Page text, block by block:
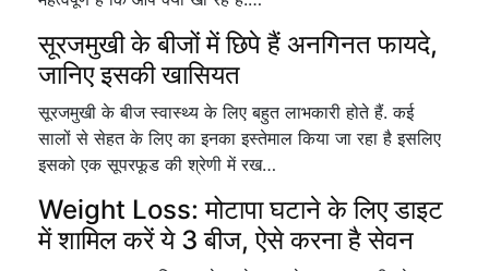
सूरजमुखी के बीजों में छिपे हैं अनगिनत फायदे,
जानिए इसकी खासियत
सूरजमुखी के बीज स्वास्थ्य के लिए बहुत लाभकारी होते हैं. कई
सालों से सेहत के लिए का इनका इस्तेमाल किया जा रहा है इसलिए
इसको एक सूपरफूड की श्रेणी में रख…
Weight Loss: मोटापा घटाने के लिए डाइट
में शामिल करें ये 3 बीज, ऐसे करना है सेवन